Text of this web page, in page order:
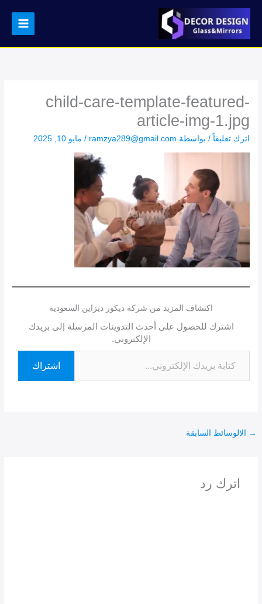
المحتوى
child-care-template-featured-
article-img-1.jpg
اترك تعليقاً / بواسطة ramzya289@gmail.com
/ مايو 10, 2025
اكتشاف المزيد من شركة ديكور ديزاين السعودية
اشترك للحصول على أحدث التدوينات المرسلة إلى بريدك
الإلكتروني.
اشتراك
→ الالوسائط السابقة
اترك رد